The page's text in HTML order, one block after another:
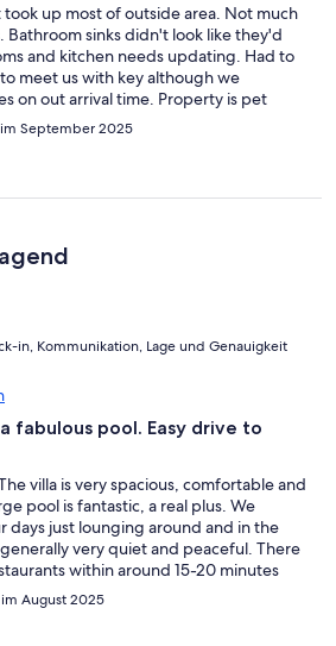
up most of outside area. Not much
Bathroom sinks didn't look like they'd
and kitchen needs updating. Had to
meet us with key although we
on out arrival time. Property is pet
nice area. Fine where villa is but
Wouldn't visit that area again.
September 2025
in, Kommunikation, Lage und Genauigkeit
fabulous pool. Easy drive to
villa is very spacious, comfortable and
pool is fantastic, a real plus. We
days just lounging around and in the
very quiet and peaceful. There
within around 15-20 minutes
coast within a 10-15 minute drive.
and welcoming. You must have a car,
within easy reach and Isla Cristina has
August 2025